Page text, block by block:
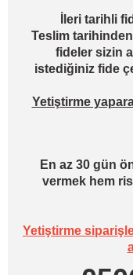
İleri tarihli
Teslim
fideler sizin
istediğiniz fide
Yetiştirme
En az 30 gün
vermek hem
Yetiştirme